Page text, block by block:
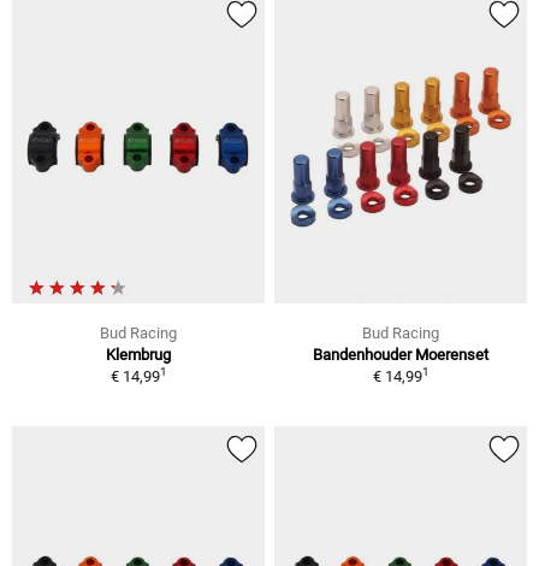
Bud Racing
Klembrug
€ 14,991
Bud Racing
Bandenhouder Moerenset
€ 14,991